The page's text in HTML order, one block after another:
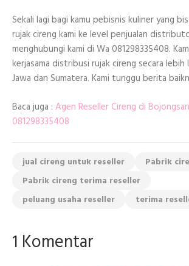
Sekali lagi bagi kamu pebisnis kuliner yang
rujak cireng kami ke level penjualan
menghubungi kami di Wa 081298335408.
kerjasama distribusi rujak cireng secara lebih
Jawa dan Sumatera. Kami tunggu berita
Baca juga : Agen Reseller Cireng di
081298335408
jual cireng untuk reseller
Pabrik
Pabrik cireng terima reseller
peluang usaha reseller
terima
1 Komentar